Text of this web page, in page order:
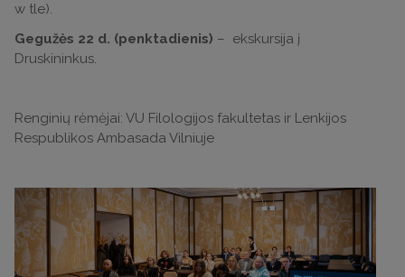
w tle).
Gegužės 22 d. (penktadienis) – ekskursija į
Druskininkus.
Renginių rėmėjai: VU Filologijos fakultetas ir Lenkijos
Respublikos Ambasada Vilniuje